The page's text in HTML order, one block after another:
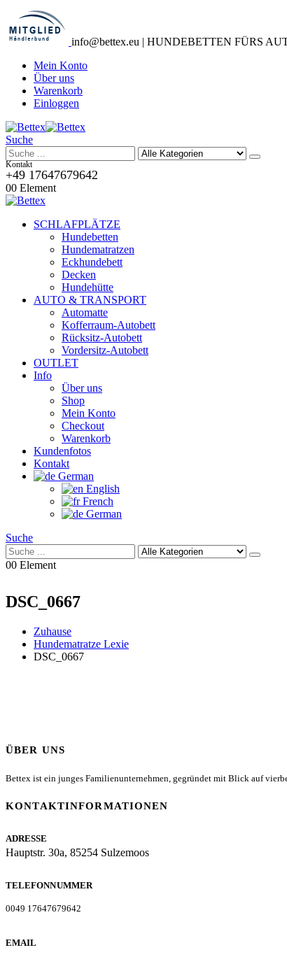
info@bettex.eu | HUNDEBETTEN FÜRS
Mein Konto
Über uns
Warenkorb
Einloggen
Suche
Kontakt
+49 17647679642
00 Element
SCHLAFPLÄTZE
Hundebetten
Hundematratzen
Eckhundebett
Decken
Hundehütte
AUTO & TRANSPORT
Automatte
Kofferraum-Autobett
Rücksitz-Autobett
Vordersitz-Autobett
OUTLET
Info
Über uns
Shop
Mein Konto
Checkout
Warenkorb
Kundenfotos
Kontakt
German
English
French
German
Suche
00 Element
DSC_0667
Zuhause
Hundematratze Lexie
DSC_0667
ÜBER UNS
Bettex ist ein junges Familienunternehmen, gegründet mit Blick auf
KONTAKTINFORMATIONEN
ADRESSE
Hauptstr. 30a, 85254 Sulzemoos
TELEFONNUMMER
0049 17647679642
EMAIL